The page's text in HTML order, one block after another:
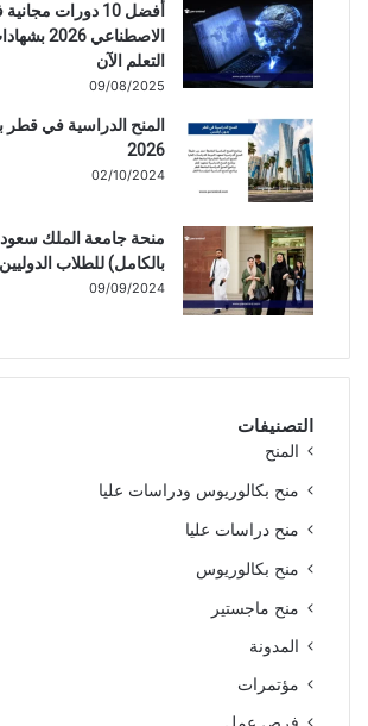
أفضل 10 دورات
الاصطناعي
التعلم الآن
09/08/2025
المنح الدراسية في قطر
2026
02/10/2024
بالكامل) للطلاب الدوليين
09/09/2024
التصنيفات
المنح
منح بكالوريوس ودراسات عليا
منح دراسات عليا
منح بكالوريوس
منح ماجستير
المدونة
مؤتمرات
فرص عمل